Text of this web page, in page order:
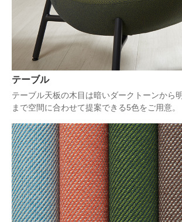
テーブル
テーブル天板の木目は暗いダークトーンから
まで空間に合わせて提案できる5色をご用意。